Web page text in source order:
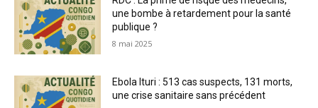
une bombe à retardement pour la santé
publique ?
8 mai 2025
Ebola Ituri : 513 cas suspects, 131 morts,
une crise sanitaire sans précédent